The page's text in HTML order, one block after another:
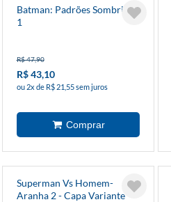
Batman: Padrões Sombrios
1
R$ 47,90
R$ 43,10
ou 2x de R$ 21,55 sem juros
Superman Vs Homem-
Aranha 2 - Capa Variante